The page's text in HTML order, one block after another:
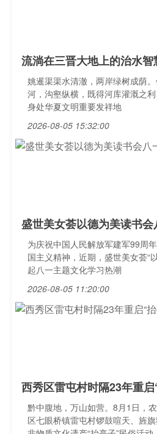
流淌在三晋大地上的治水智
姚暹渠渠水清澈，两岸绿树成荫
河，沟壑纵横，既得河库灌溉之利
身处华夏文明重要发祥地
2026-08-05 15:32:00
盛世美女荟以德为美读书
为庆祝中国人民解放军建军99周
国主义精神，近期，盛世美女荟“
起八一主题文化学习热潮
2026-08-05 11:20:00
西秀区雷屯村时隔23年重
黔中腹地，万山如营。8月1日，
区七眼桥镇雷屯村锣鼓喧天、旌